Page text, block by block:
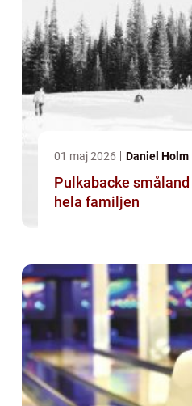
01 maj 2026 Daniel Holm
Pulkabacke småland snöglädje för
hela familjen